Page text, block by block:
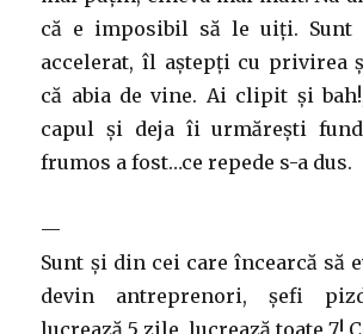
că e imposibil să le uiți. Sunt
accelerat, îl aștepți cu privirea
că abia de vine. Ai clipit și
capul și deja îi urmărești
frumos a fost…ce repede s-a dus.
—
Sunt și din cei care încearcă să
devin antreprenori, șefi
lucrează 5 zile, lucrează toate 7!